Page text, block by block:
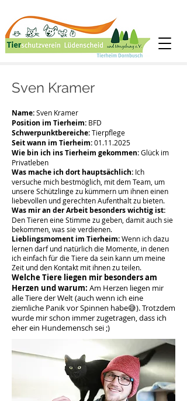
Sven Kramer
Name:Sven Kramer
Position im Tierheim: BFD
Schwerpunktbereiche:Tierpflege
Seit wann im Tierheim:01.11.2025
Wie bin ich ins Tierheim gekommen:Glück im
Privatleben
Was mache ich dort hauptsächlich: Ich
versuche mich bestmöglich, mit dem Team, um
unsere Schützlinge zu kümmern um ihnen einen
liebevollen und gerechten Aufenthalt zu bieten.
Was mir an der Arbeit besonders wichtig ist:
Den Tieren eine Stimme zu geben, damit auch sie
bekommen, was sie verdienen.
Lieblingsmoment im Tierheim:Wenn ich dazu
lernen darf und natürlich die Momente, in denen
ich einfach für die Tiere da sein kann um meine
Zeit und den Kontakt mit ihnen zu teilen.
Welche Tiere liegen mir besonders am
Herzen und warum: Am Herzen liegen mir
alle Tiere der Welt (auch wenn ich eine
ziemliche Panik vor Spinnen habe😅). Trotzdem
wurde mir schon immer zugetragen, dass ich
eher ein Hundemensch sei ;)